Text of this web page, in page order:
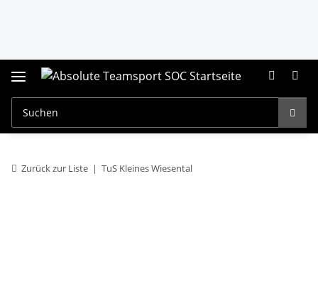
Zurück zur Liste TuS Kleines Wiesental